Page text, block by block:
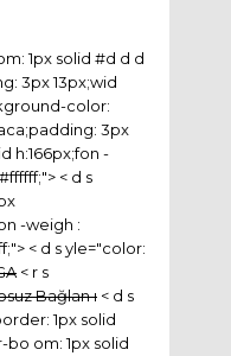
1px solid #d d d
3px 13px;wid
color:
3px
h:166px;fon -
< d s
-weigh :
< d s yle="color:
< r s
Bağlan ı < d s
1px solid
bo om: 1px solid